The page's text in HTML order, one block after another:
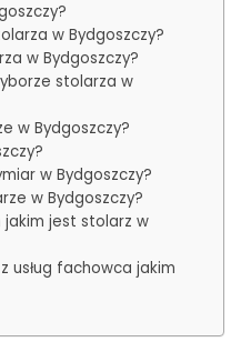
w Bydgoszczy?
w Bydgoszczy?
stolarza w
w Bydgoszczy?
w Bydgoszczy?
w Bydgoszczy?
jest stolarz w
usług fachowca jakim